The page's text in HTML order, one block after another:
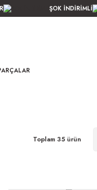
ŞOK İNDİRİMLİ
Toplam 35 ürün